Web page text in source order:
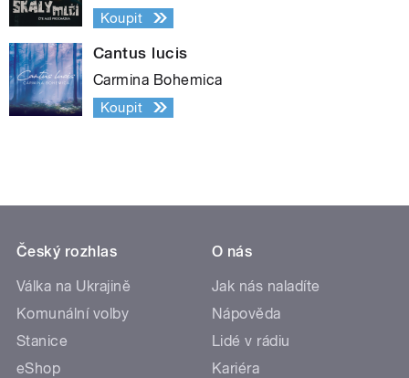
Koupit
Cantus lucis
Carmina Bohemica
Koupit
Český rozhlas
Válka na Ukrajině
Komunální volby
Stanice
eShop
O nás
Jak nás naladíte
Nápověda
Lidé v rádiu
Kariéra